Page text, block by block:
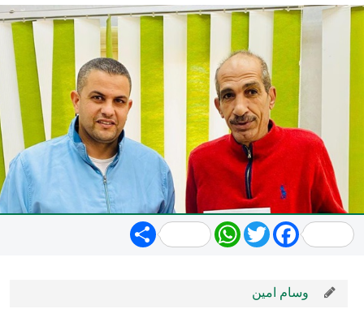
Share WhatsApp
TwitterFacebook
وسام امين